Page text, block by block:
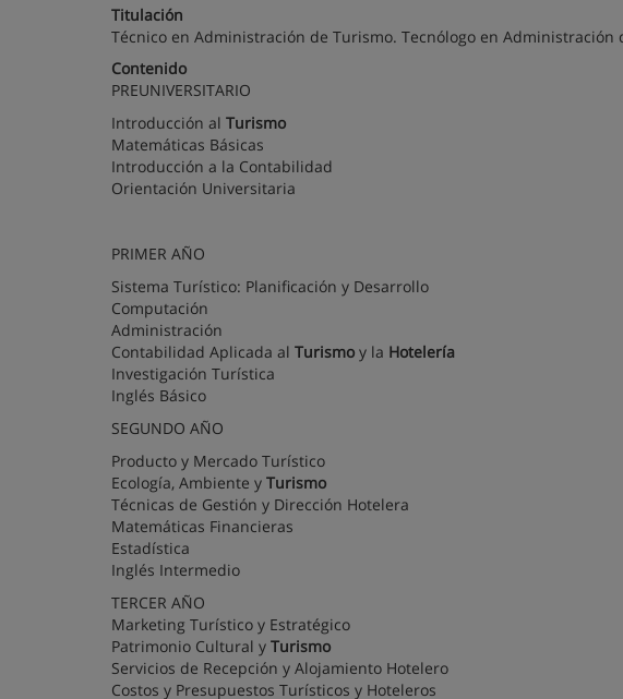
Titulación
Técnico en Administración de Turismo. Tecnólogo en
Contenido
PREUNIVERSITARIO
Introducción al Turismo
Matemáticas Básicas
Introducción a la Contabilidad
Orientación Universitaria
PRIMER AÑO
Sistema Turístico: Planificación y Desarrollo
Computación
Administración
Contabilidad Aplicada al Turismo y la Hotelería
Investigación Turística
Inglés Básico
SEGUNDO AÑO
Producto y Mercado Turístico
Ecología, Ambiente y Turismo
Técnicas de Gestión y Dirección Hotelera
Matemáticas Financieras
Estadística
Inglés Intermedio
TERCER AÑO
Marketing Turístico y Estratégico
Patrimonio Cultural y Turismo
Servicios de Recepción y Alojamiento Hotelero
Costos y Presupuestos Turísticos y Hoteleros